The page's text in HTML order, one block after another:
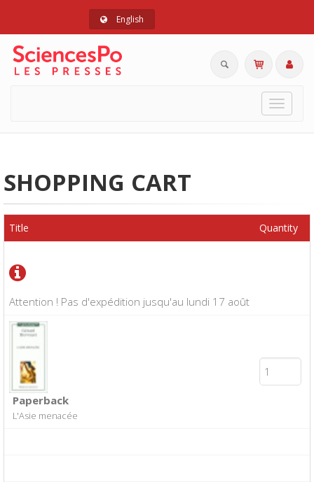
English
Toggle
SHOPPING CART
Attention ! Pas d'expédition jusqu'au lundi 17 août
Title Quantity
Paperback
L'Asie menacée